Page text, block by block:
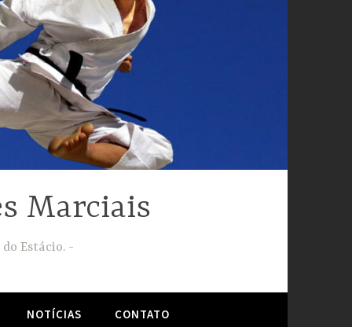
Marciais
Estácio.
NOTÍCIAS CONTATO